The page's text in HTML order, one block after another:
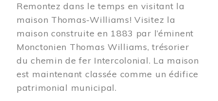
Remontez dans le temps en visitant la
maison Thomas-Williams! Visitez la
maison construite en 1883 par l’éminent
Monctonien Thomas Williams, trésorier
du chemin de fer Intercolonial. La maison
est maintenant classée comme un édifice
patrimonial municipal.